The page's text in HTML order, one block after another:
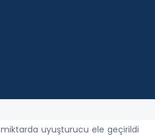
uyuşturucu ele geçirildi